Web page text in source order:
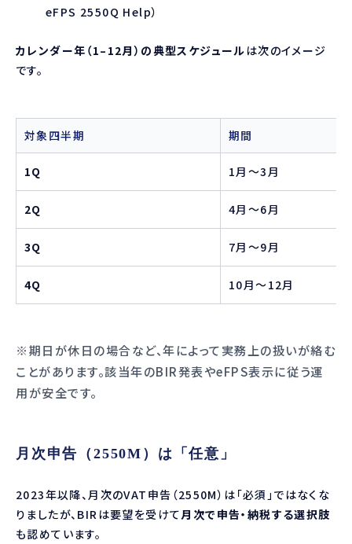
eFPS 2550Q Help）
カレンダー年（1–12月）の典型スケジュールは次のイメージ
です。
対象四半期 期間
1Q 1月〜3月
2Q 4月〜6月
3Q 7月〜9月
4Q 10月〜12月
※期日が休日の場合など、年によって実務上の扱いが絡む
ことがあります。該当年のBIR発表やeFPS表示に従う運
用が安全です。
月次申告（2550M）は「任意」
2023年以降、月次のVAT申告（2550M）は「必須」ではなくな
りましたが、BIRは要望を受けて月次で申告・納税する選択肢
も認めています。